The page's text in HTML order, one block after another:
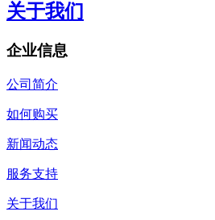
关于我们
企业信息
公司简介
如何购买
新闻动态
服务支持
关于我们